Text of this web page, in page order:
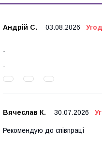
Андрій С. 03.08.2026
Вячеслав К. 30.07.2026
Рекомендую до співпраці